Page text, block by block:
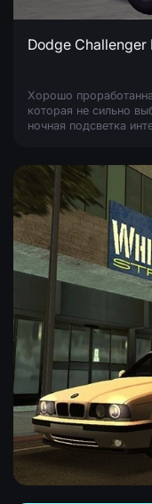
Dodge Challenger
Хорошо
которая не сильно
ночная подсветка
BMW E34
BMW E34 в хорошем
смотрится в игре.